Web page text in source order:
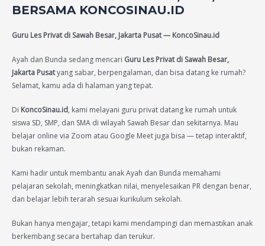
BERSAMA KONCOSINAU.ID
Guru Les Privat di Sawah Besar, Jakarta Pusat — KoncoSinau.id
Ayah dan Bunda sedang mencari Guru Les Privat di Sawah Besar,
Jakarta Pusatyang sabar, berpengalaman, dan bisa datang ke rumah?
Selamat, kamu ada di halaman yang tepat.
Di KoncoSinau.id, kami melayani guru privat datang ke rumah untuk
siswa SD, SMP, dan SMA di wilayah Sawah Besar dan sekitarnya. Mau
belajar online via Zoom atau Google Meet juga bisa — tetap interaktif,
bukan rekaman.
Kami hadir untuk membantu anak Ayah dan Bunda memahami
pelajaran sekolah, meningkatkan nilai, menyelesaikan PR dengan benar,
dan belajar lebih terarah sesuai kurikulum sekolah.
Bukan hanya mengajar, tetapi kami mendampingi dan memastikan anak
berkembang secara bertahap dan terukur.